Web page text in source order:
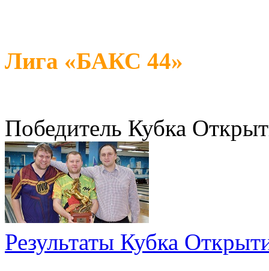
Лига «БАКС 44»
Победитель Кубка
Результаты Кубка